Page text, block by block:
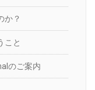
か？
こと
のご案内